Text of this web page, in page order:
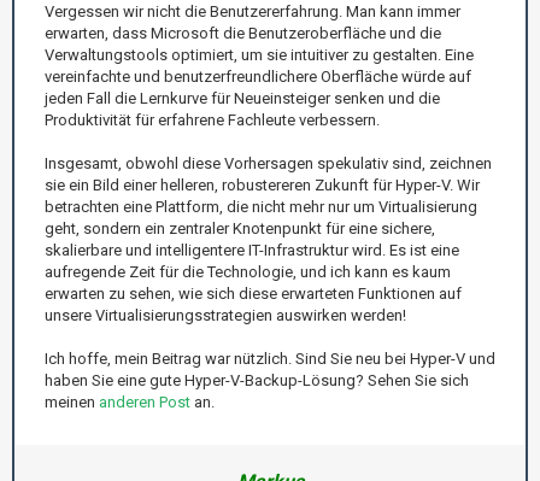
Vergessen wir nicht die Benutzererfahrung. Man kann immer
erwarten, dass Microsoft die Benutzeroberfläche und die
Verwaltungstools optimiert, um sie intuitiver zu gestalten. Eine
vereinfachte und benutzerfreundlichere Oberfläche würde auf
jeden Fall die Lernkurve für Neueinsteiger senken und die
Produktivität für erfahrene Fachleute verbessern.
Insgesamt, obwohl diese Vorhersagen spekulativ sind, zeichnen
sie ein Bild einer helleren, robustereren Zukunft für Hyper-V. Wir
betrachten eine Plattform, die nicht mehr nur um Virtualisierung
geht, sondern ein zentraler Knotenpunkt für eine sichere,
skalierbare und intelligentere IT-Infrastruktur wird. Es ist eine
aufregende Zeit für die Technologie, und ich kann es kaum
erwarten zu sehen, wie sich diese erwarteten Funktionen auf
unsere Virtualisierungsstrategien auswirken werden!
Ich hoffe, mein Beitrag war nützlich. Sind Sie neu bei Hyper-V und
haben Sie eine gute Hyper-V-Backup-Lösung? Sehen Sie sich
meinen anderen Post an.